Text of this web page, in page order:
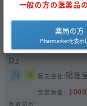
2021年3月まで
内 後
トコフェロールニコチ
Ｄ」
陽進
一般の方の医薬品
薬局の方